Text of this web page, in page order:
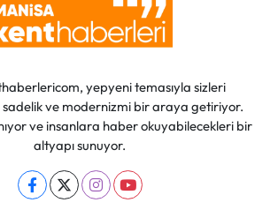
yepyeni temasıyla sizleri
ve modernizmi bir araya getiriyor.
ve insanlara haber okuyabilecekleri bir
altyapı sunuyor.